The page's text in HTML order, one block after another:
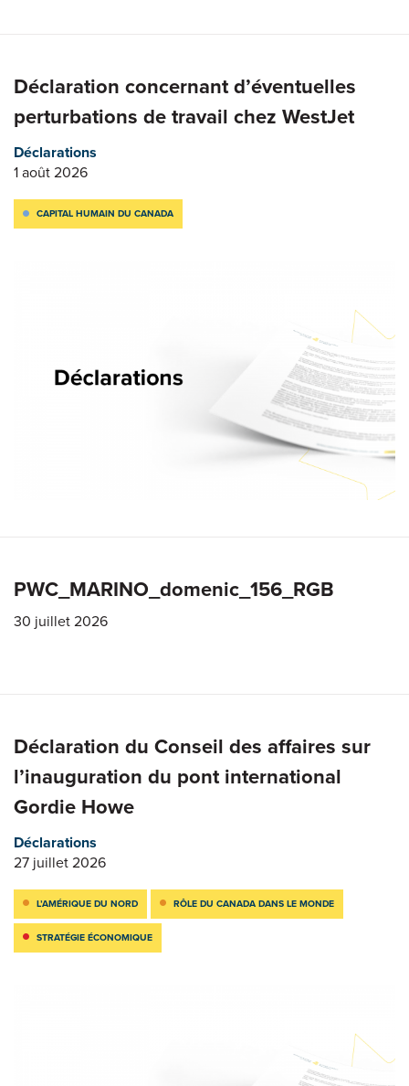
Déclaration concernant d’éventuelles
perturbations de travail chez WestJet
Déclarations
1 août 2026
CAPITAL HUMAIN DU CANADA
PWC_MARINO_domenic_156_RGB
30 juillet 2026
Déclaration du Conseil des affaires sur
l’inauguration du pont international
Gordie Howe
Déclarations
27 juillet 2026
L’AMÉRIQUE DU NORD RÔLE DU CANADA DANS LE MONDE
STRATÉGIE ÉCONOMIQUE